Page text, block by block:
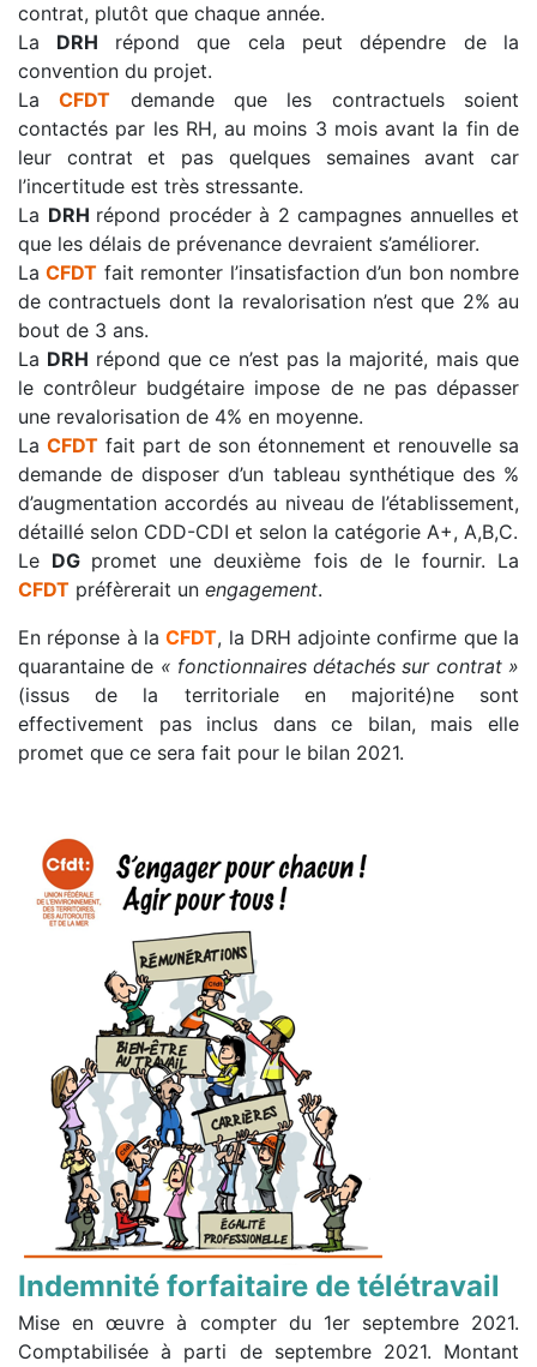
contrat, plutôt que chaque année.
La DRH répond que cela peut dépendre de la
convention du projet.
LaCFDT
demande que les contractuels soient
contactés par les RH, au moins 3 mois avant la fin de
leur contrat et pas quelques semaines avant car
l’incertitude est très stressante.
La DRH répond procéder à 2 campagnes annuelles et
que les délais de prévenance devraient s’améliorer.
LaCFDT fait remonter l’insatisfaction d’un bon nombre
de contractuels dont la revalorisation n’est que 2% au
bout de 3 ans.
La DRH répond que ce n’est pas la majorité, mais que
le contrôleur budgétaire impose de ne pas dépasser
une revalorisation de 4% en moyenne.
La CFDT fait part de son étonnement et renouvelle sa
demande de disposer d’un tableau synthétique des %
d’augmentation accordés au niveau de l’établissement,
détaillé selon CDD-CDI et selon la catégorie A+, A,B,C.
Le DG promet une deuxième fois de le fournir. La
CFDT préfèrerait un engagement.
En réponse à laCFDT, la DRH adjointe confirme que la
quarantaine de « fonctionnaires détachés sur contrat »
(issus de la territoriale en majorité)ne sont
effectivement pas inclus dans ce bilan, mais elle
promet que ce sera fait pour le bilan 2021.
Indemnité forfaitaire de télétravail
Mise en œuvre à compter du 1er septembre 2021.
Comptabilisée à parti de septembre 2021. Montant